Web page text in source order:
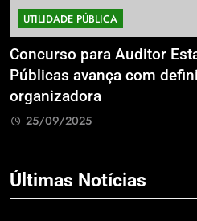
UTILIDADE PÚBLICA
Concurso para Auditor
Públicas avança com
organizadora
25/09/2025
Últimas Notícias